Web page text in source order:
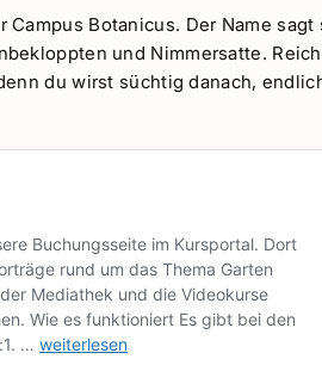
Botanicus. Der Name
und Nimmersatte.
du wirst süchtig danach,